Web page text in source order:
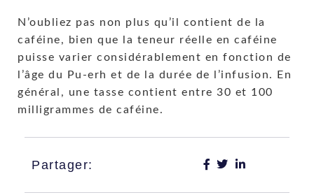
N’oubliez pas non plus qu’il contient de la
caféine, bien que la teneur réelle en caféine
puisse varier considérablement en fonction de
l’âge du Pu-erh et de la durée de l’infusion. En
général, une tasse contient entre 30 et 100
milligrammes de caféine.
Partager: